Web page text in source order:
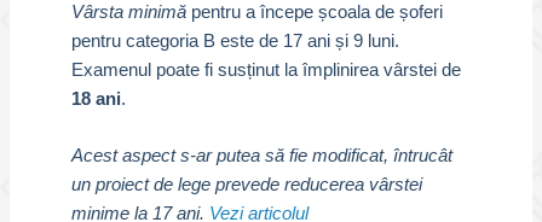
Vârsta minimăpentru a începe școala de șoferi
pentru categoria B este de 17 ani și 9 luni.
Examenul poate fi susținut la împlinirea vârstei de
18 ani.
Acest aspect s-ar putea să fie modificat, întrucât
un proiect de lege prevede reducerea vârstei
minime la 17 ani. Vezi articolul